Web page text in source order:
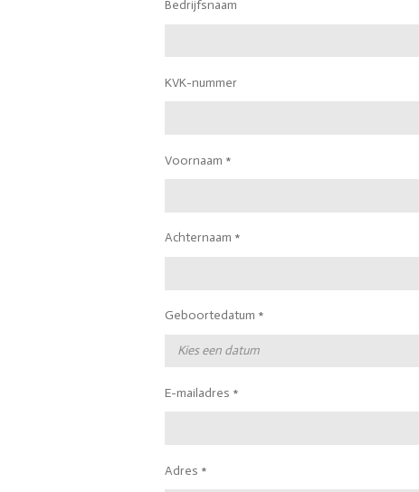
Bedrijfsnaam
KVK-nummer
Voornaam *
Achternaam *
Geboortedatum *
E-mailadres *
Adres *